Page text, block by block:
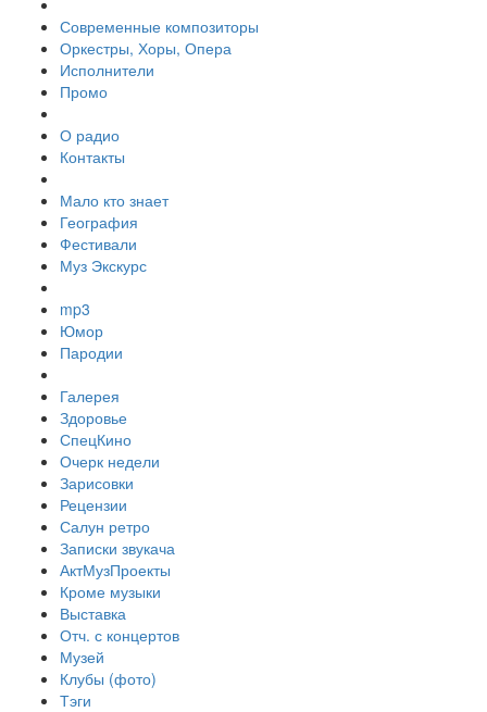
Современные композиторы
Оркестры, Хоры, Опера
Исполнители
Промо
О радио
Контакты
Мало кто знает
География
Фестивали
Муз Экскурс
mp3
Юмор
Пародии
Галерея
Здоровье
СпецКино
Очерк недели
Зарисовки
Рецензии
Салун ретро
Записки звукача
АктМузПроекты
Кроме музыки
Выставка
Отч. с концертов
Музей
Клубы (фото)
Тэги